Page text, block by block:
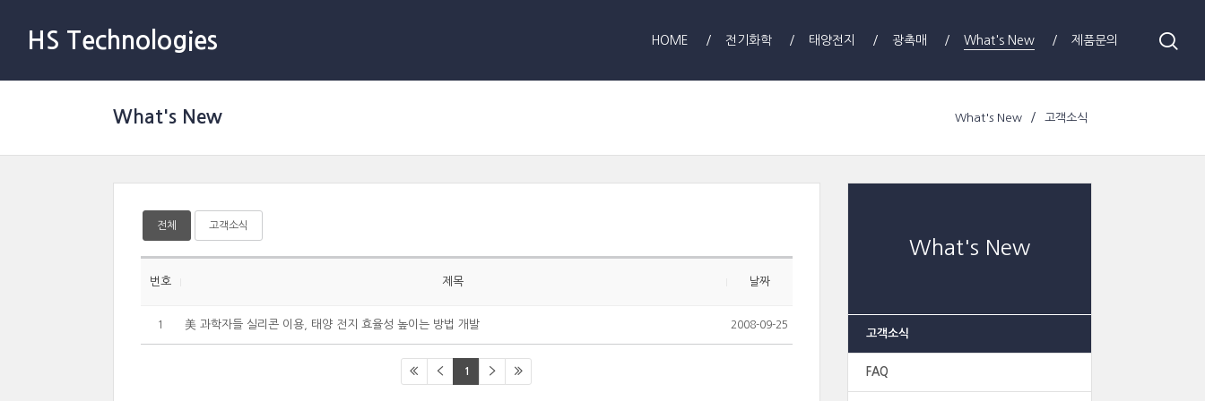
HS Technologies HOME 전기화학 태양전지 광촉매 What's New 제품문의
What's New What's New 고객소식
What's New
고객소식
FAQ
전체 고객소식
번호 제목 날짜
1 美 과학자들 실리콘 이용, 태양 전지 효율성 높이는 방법 개발 2008-09-25
1